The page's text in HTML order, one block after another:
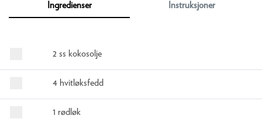
Ingredienser Instruksjoner
2 ss kokosolje
4 hvitløksfedd
1 rødløk